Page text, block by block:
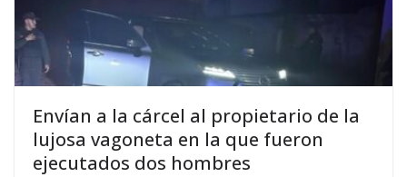
Envían a la cárcel al propietario de la
lujosa vagoneta en la que fueron
ejecutados dos hombres